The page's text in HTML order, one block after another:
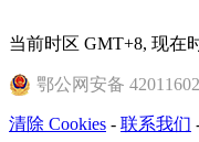
当前时区 GMT+8, 现在
鄂公网安备
清除 Cookies - 联系我们